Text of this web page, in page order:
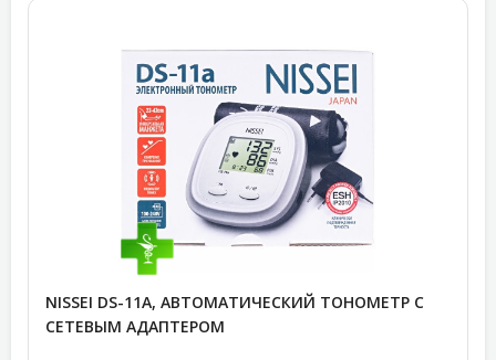
NISSEI DS-11A, АВТОМАТИЧЕСКИЙ ТОНОМЕТР С
СЕТЕВЫМ АДАПТЕРОМ